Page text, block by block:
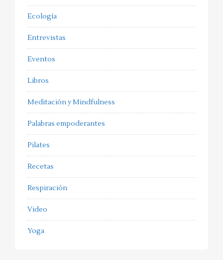
Ecología
Entrevistas
Eventos
Libros
Meditación y Mindfulness
Palabras empoderantes
Pilates
Recetas
Respiración
Video
Yoga